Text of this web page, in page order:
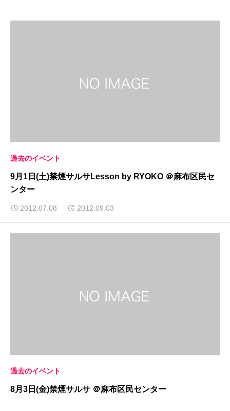
過去のイベント
9月1日(土)禁煙サルサLesson by RYOKO ＠麻布区民セ
ンター
2012.07.08 2012.09.03
過去のイベント
8月3日(金)禁煙サルサ ＠麻布区民センター